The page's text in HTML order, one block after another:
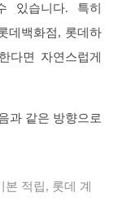
있습니다. 특히
데백화점, 롯데하
다면 자연스럽게
과 같은 방향으로
적립, 롯데 계